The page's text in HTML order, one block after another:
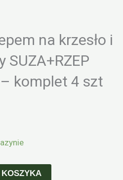
na krzesło i
komplet 4 szt